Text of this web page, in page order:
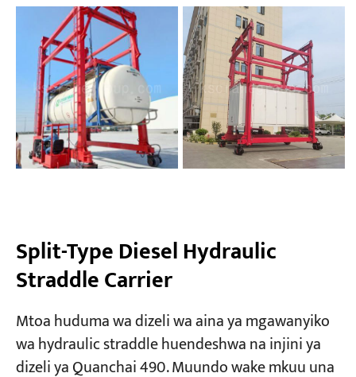
Split-Type Diesel Hydraulic
Straddle Carrier
Mtoa huduma wa dizeli wa aina ya mgawanyiko
wa hydraulic straddle huendeshwa na injini ya
dizeli ya Quanchai 490. Muundo wake mkuu una